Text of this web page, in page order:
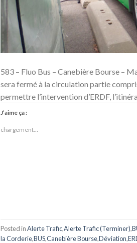
583 – Fluo Bus – Canebière Bourse –
sera fermé à la circulation partie
permettre l’intervention d’ERDF,
J’aime ça :
chargement…
Posted inAlerte Trafic,Alerte Trafic (Terminer),
la Corderie,BUS,Canebière Bourse,Déviation,